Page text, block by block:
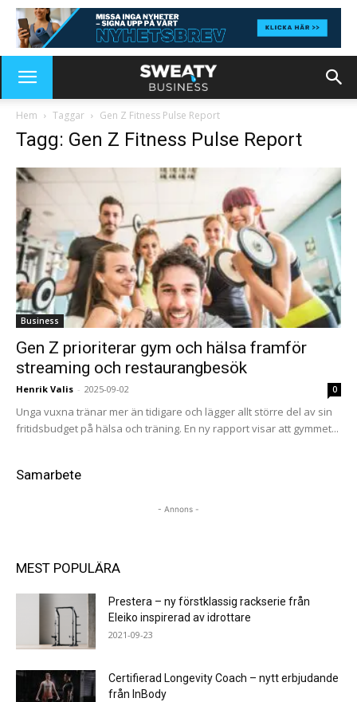
Hem Taggar Gen Z Fitness Pulse Report
Tagg: Gen Z Fitness Pulse Report
Business
Gen Z prioriterar gym och hälsa framför
streaming och restaurangbesök
Henrik Valis - 2025-09-02 0
Unga vuxna tränar mer än tidigare och lägger allt större del av sin
fritidsbudget på hälsa och träning. En ny rapport visar att gymmet...
Samarbete
- Annons -
MEST POPULÄRA
Prestera – ny förstklassig rackserie från
Eleiko inspirerad av idrottare
2021-09-23
Certifierad Longevity Coach – nytt erbjudande
från InBody